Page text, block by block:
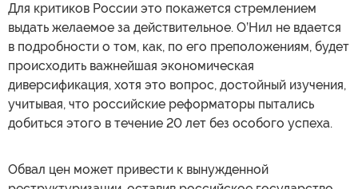
Для критиков России это покажется стремлением
выдать желаемое за действительное. О’Нил не вдается
в подробности о том, как, по его преположениям, будет
происходить важнейшая экономическая
диверсификация, хотя это вопрос, достойный изучения,
учитывая, что российские реформаторы пытались
добиться этого в течение 20 лет без особого успеха.
Обвал цен может привести к вынужденной